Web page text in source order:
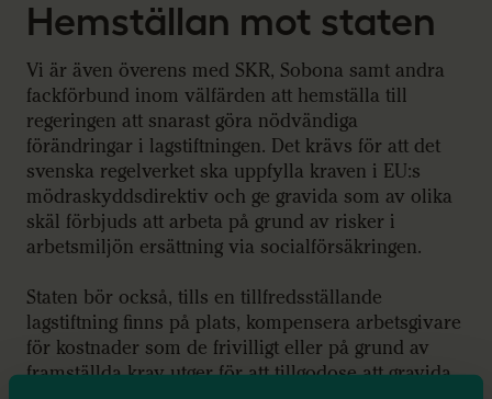
Hemställan mot staten
Vi är även överens med SKR, Sobona samt andra
fackförbund inom välfärden att hemställa till
regeringen att snarast göra nödvändiga
förändringar i lagstiftningen. Det krävs för att det
svenska regelverket ska uppfylla kraven i EU:s
mödraskyddsdirektiv och ge gravida som av olika
skäl förbjuds att arbeta på grund av risker i
arbetsmiljön ersättning via socialförsäkringen.
Staten bör också, tills en tillfredsställande
lagstiftning finns på plats, kompensera arbetsgivare
för kostnader som de frivilligt eller på grund av
framställda krav utger för att tillgodose att gravida